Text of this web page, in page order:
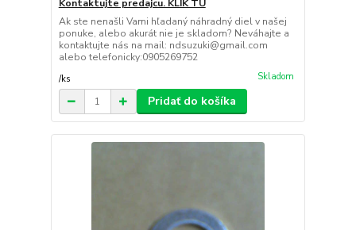
Kontaktujte predajcu. KLIK TU
Ak ste nenašli Vami hľadaný náhradný diel v našej
ponuke, alebo akurát nie je skladom? Neváhajte a
kontaktujte nás na mail: ndsuzuki@gmail.com
alebo telefonicky:0905269752
/ks Skladom
Pridať do košíka